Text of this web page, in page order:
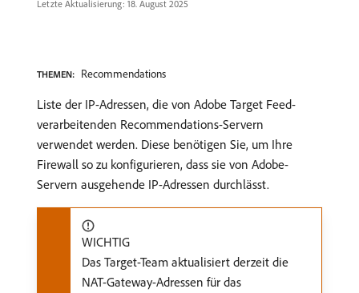
Letzte Aktualisierung: 18. August 2025
THEMEN: Recommendations
Liste der IP-Adressen, die von Adobe Target Feed-
verarbeitenden Recommendations-Servern
verwendet werden. Diese benötigen Sie, um Ihre
Firewall so zu konfigurieren, dass sie von Adobe-
Servern ausgehende IP-Adressen durchlässt.
WICHTIG
Das Target-Team aktualisiert derzeit die
NAT-Gateway-Adressen für das